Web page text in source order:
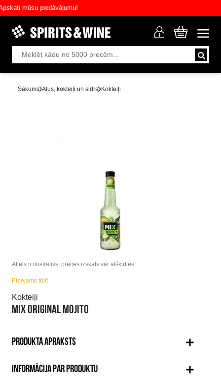
mūsu piedāvājumu!
Sākums Alus, kokteiļi un sidrs Kokteiļi
Attēls ir ilustratīvs, preces izskats var atšķirties
Pieejams tūlīt
Kokteiļi
MIX ORIGINAL MOJITO
PRODUKTA APRAKSTS
INFORMĀCIJA PAR PRODUKTU